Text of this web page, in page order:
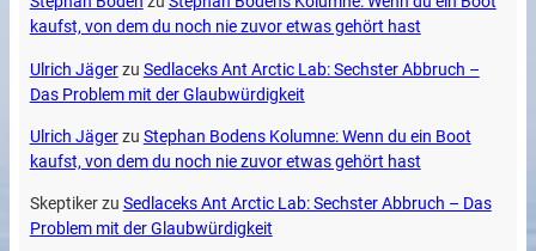
kaufst, von dem du noch nie zuvor etwas gehört hast
Ulrich Jägerzu Sedlaceks Ant Arctic Lab: Sechster Abbruch –
Das Problem mit der Glaubwürdigkeit
Ulrich Jägerzu Stephan Bodens Kolumne: Wenn du ein Boot
kaufst, von dem du noch nie zuvor etwas gehört hast
Skeptikerzu Sedlaceks Ant Arctic Lab: Sechster Abbruch – Das
Problem mit der Glaubwürdigkeit